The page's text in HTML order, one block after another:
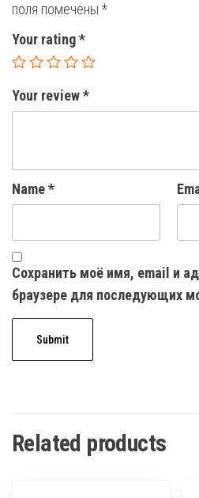
поля помечены *
Your rating*
Your review*
Name*
Сохранить моё имя, email и
браузере для последующих
Related products